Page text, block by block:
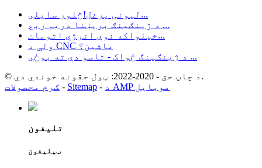
لیونی یرغل!څلور سایلي...
د ژینګینګ بریښنا دریم ربع ...
خپلواکه نوې انرژي اتومات...
ولې د CNC ماشین؟
د ژینګینګ ځواک - تاسو دې ته بوځي ...
© د چاپ حق - 2020-2022: ټول حقونه خوندي دي.
ګرم محصولات - Sitemap - د AMP موبایل
تلیفون
ټیلیفون